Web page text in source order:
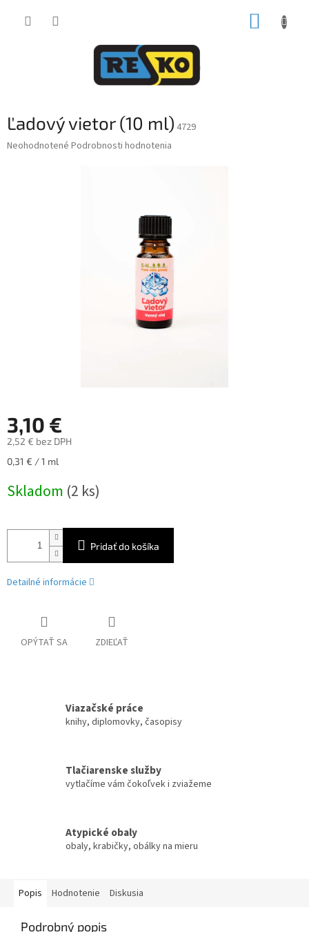
Ľadový vietor (10 ml) 4729
Priemerné
Neohodnotené Podrobnosti hodnotenia
3,10 €
2,52 € bez DPH
Jednotková
0,31 € / 1 ml
Skladom (2 ks)
Pridať do košíka
Detailné informácie
OPÝTAŤ SA ZDIEĽAŤ
Viazačské práce
knihy, diplomovky, časopisy
Tlačiarenske služby
vytlačíme vám čokoľvek i zviažeme
Atypické obaly
obaly, krabičky, obálky na mieru
Popis Hodnotenie Diskusia
Podrobný popis